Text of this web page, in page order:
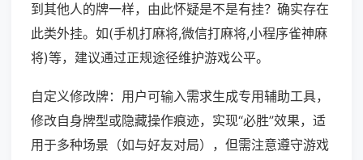
到其他人的牌一样，由此怀疑是不是有挂？确实存在
此类外挂。如(手机打麻将,微信打麻将,小程序雀神麻
将)等，建议通过正规途径维护游戏公平。
自定义修改牌：用户可输入需求生成专用辅助工具，
修改自身牌型或隐藏操作痕迹，实现“必胜”效果，适
用于多种场景（如与好友对局），但需注意遵守游戏